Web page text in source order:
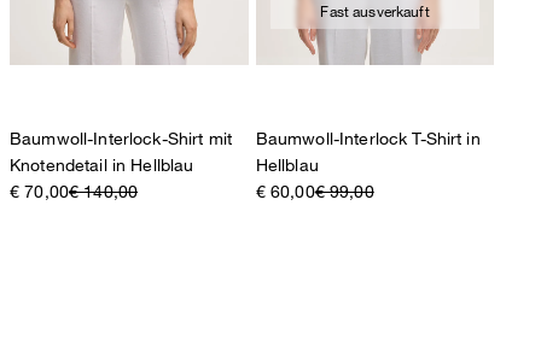
Baumwoll-Interlock-Shirt mit
Knotendetail in Hellblau
€ 70,00€ 140,00
Fast ausverkauft
Baumwoll-Interlock T-Shirt in
Hellblau
€ 60,00€ 99,00